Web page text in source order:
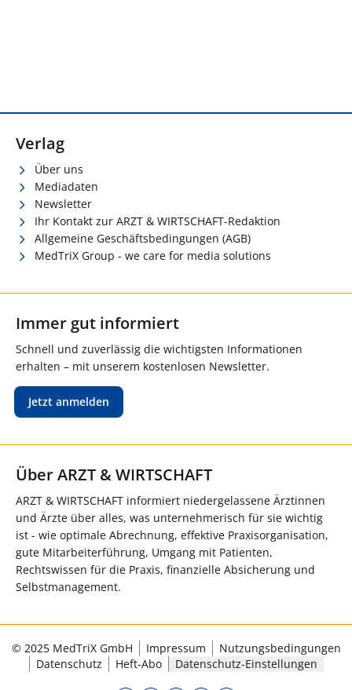
Verlag
Über uns
Mediadaten
Newsletter
Ihr Kontakt zur ARZT & WIRTSCHAFT-Redaktion
Allgemeine Geschäftsbedingungen (AGB)
MedTriX Group - we care for media solutions
Immer gut informiert
Schnell und zuverlässig die wichtigsten Informationen
erhalten – mit unserem kostenlosen Newsletter.
Jetzt anmelden
Über ARZT & WIRTSCHAFT
ARZT & WIRTSCHAFT informiert niedergelassene Ärztinnen
und Ärzte über alles, was unternehmerisch für sie wichtig
ist - wie optimale Abrechnung, effektive Praxisorganisation,
gute Mitarbeiterführung, Umgang mit Patienten,
Rechtswissen für die Praxis, finanzielle Absicherung und
Selbstmanagement.
© 2025 MedTriX GmbH Impressum
Nutzungsbedingungen
Datenschutz
Heft-Abo Datenschutz-Einstellungen